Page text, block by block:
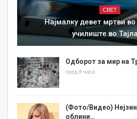
СВЕТ
Најмалку девет мртви
училиште во
Одборот за мир на
пред 8 часа
(Фото/Видео)
облини…